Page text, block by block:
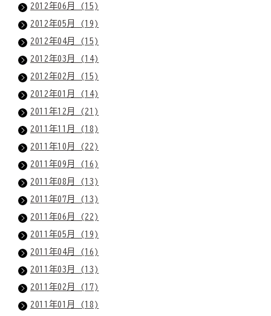
2012年06月 (15)
2012年05月 (19)
2012年04月 (15)
2012年03月 (14)
2012年02月 (15)
2012年01月 (14)
2011年12月 (21)
2011年11月 (18)
2011年10月 (22)
2011年09月 (16)
2011年08月 (13)
2011年07月 (13)
2011年06月 (22)
2011年05月 (19)
2011年04月 (16)
2011年03月 (13)
2011年02月 (17)
2011年01月 (18)